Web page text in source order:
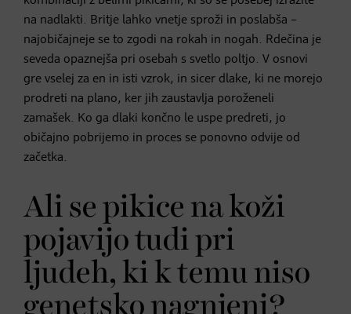
na nadlakti. Britje lahko vnetje sproži in poslabša –
najobičajneje se to zgodi na rokah in nogah. Rdečina je
seveda opaznejša pri osebah s svetlo poltjo. V osnovi
gre vselej za en in isti vzrok, in sicer dlake, ki ne morejo
prodreti na plano, ker jih zaustavlja poroženeli
zamašek. Ko ga dlaki končno le uspe predreti, jo
običajno pobrijemo in proces se ponovno odvije od
začetka.
Ali se pikice na koži
pojavijo tudi pri
ljudeh, ki k temu niso
genetsko nagnjeni?